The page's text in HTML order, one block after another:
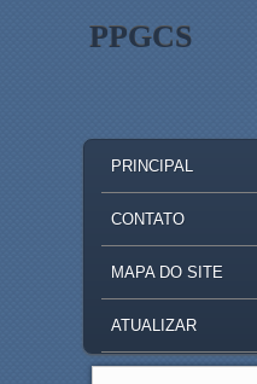
PPGCS
SKIP TO PRIMARY
SKIP TO
PRINCIPAL
CONTATO
MAPA DO SITE
ATUALIZAR